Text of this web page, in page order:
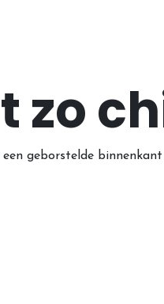
zo
geborstelde